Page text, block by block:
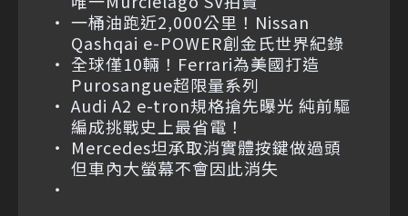
一桶油跑近2,000公里！Nissan
Qashqai e-POWER創金氏世界紀錄
全球僅10輛！Ferrari為美國打造
Purosangue超限量系列
Audi A2 e-tron規格搶先曝光 純前驅
編成挑戰史上最省電！
Mercedes坦承取消實體按鍵做過頭
但車內大螢幕不會因此消失